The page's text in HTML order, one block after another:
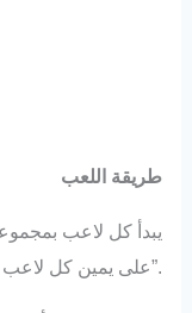
طريقة اللعب
على يمين كل لاعب على شكل خانات تسمى “منازل”.